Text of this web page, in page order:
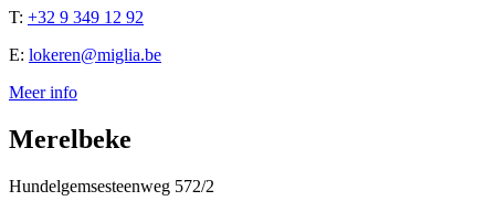
T: +32 9 349 12 92
E: lokeren@miglia.be
Meer info
Merelbeke
Hundelgemsesteenweg 572/2